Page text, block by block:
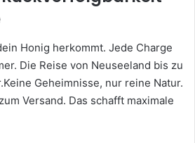
Honig herkommt. Jede Charge
Die Reise von Neuseeland bis zu
Geheimnisse, nur reine Natur.
Versand. Das schafft maximale